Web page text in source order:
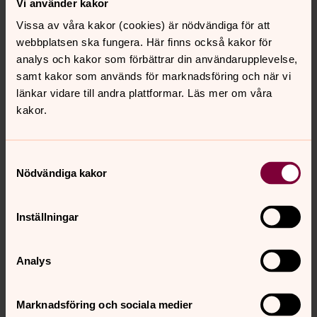
Vi använder kakor
Vissa av våra kakor (cookies) är nödvändiga för att
webbplatsen ska fungera. Här finns också kakor för
analys och kakor som förbättrar din användarupplevelse,
samt kakor som används för marknadsföring och när vi
länkar vidare till andra plattformar. Läs mer om våra
kakor.
Nödvändiga kakor
Inställningar
Analys
Marknadsföring och sociala medier
För dig som går i högstadiet eller gymnasiet. Välkommen
till ”Taco Thursday” i Församlingsgården (en trappa ner).
En torsdag i månaden träffas vi och äter tacos och har
roliga aktiviteter. Ta med en kompis och kom!
Stora kyrkans unga röster (12 år
Vi sjunger en blandad repertoar som kräver ”lite mer”
och medverkar ibland vid gudstjänster och konserter. Vi
jobbar mycket med sångteknik och andningsteknik som
stämmor och på flera olika språk.
Ungdomshäng